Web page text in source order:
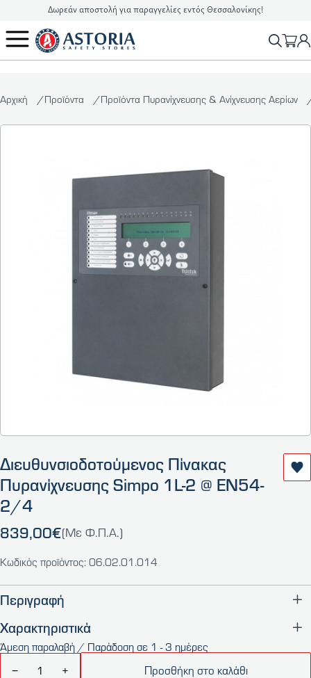
Δωρεάν αποστολή για παραγγελίες εντός Θεσσαλονίκης!
2310 90 16 16 info@astoriasafetystores.gr
Αρχική Προϊόντα Προϊόντα Πυρανίχνευσης & Ανίχνευσης Αερίων
Διευθυνσιοδοτούμενος Πίνακας
Πυρανίχνευσης Simpo 1L-2 @ EN54-
2/4
839,00€(Με Φ.Π.Α.)
Κωδικός προϊόντος: 06.02.01.014
Περιγραφή
Χαρακτηριστικά
Άμεση παραλαβή / Παράδοση σε 1 - 3 ημέρες
−
+ Προσθήκη στο καλάθι